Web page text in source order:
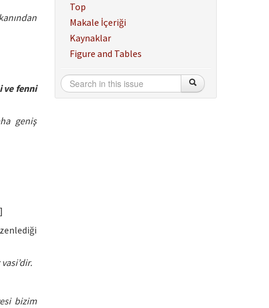
fenni
geniş
]
bizim
Top
Makale İçeriği
Kaynaklar
Figure and Tables